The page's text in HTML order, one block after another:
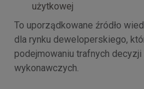
użytkowej
To uporządkowane źródło
dla rynku deweloperskiego,
podejmowaniu trafnych
wykonawczych.